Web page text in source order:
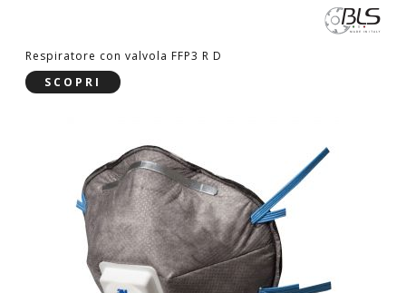
Respiratore con valvola FFP3 R D
SCOPRI